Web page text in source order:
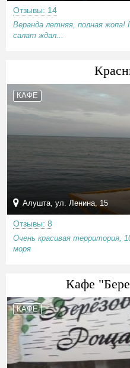
Отзывы: 14
Веранда летняя, полная жопа!
салат ждал...
КАФЕ
Алушта, ул. Ленина, 15
Отзывы: 8
Очень красивая территория,
моря
Кафе
КАФЕ